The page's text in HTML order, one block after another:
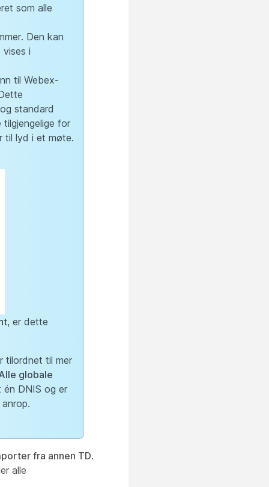
som alle
Den kan
vises i
til Webex-
standard
tilgjengelige for
til lyd i et møte.
, er dette
tilordnet til mer
globale
én DNIS og er
fra annen TD.
alle